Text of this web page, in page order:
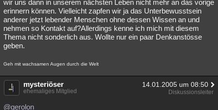
wir uns dann in unserem nächsten Leben nicht mehr an das vorige
erinnern können. Vielleicht zapfen wir ja das Unterbewusstsein
anderer jetzt lebender Menschen ohne dessen Wissen an und
nehmen so Kontakt auf?Allerdings kenne ich mich mit diesem
Thema nicht sonderlich aus. Wollte nur ein paar Denkanstösse
geben.
Geh mit wachsamen Augen durch die Welt
mysteriöser 14.01.2005 um 08:50
ehemaliges Mitglied Diskussionsleiter
@gerolon